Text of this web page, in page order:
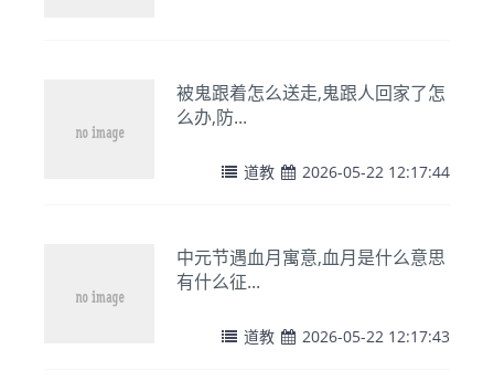
被鬼跟着怎么送走,鬼跟人回家了怎
么办,防...
道教 2026-05-22 12:17:44
中元节遇血月寓意,血月是什么意思
有什么征...
道教 2026-05-22 12:17:43